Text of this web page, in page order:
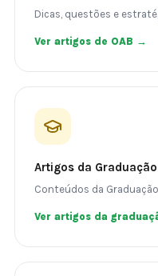
Dicas, questões e
Ver artigos de OAB →
Artigos da Graduação
Conteúdos da
Ver artigos da